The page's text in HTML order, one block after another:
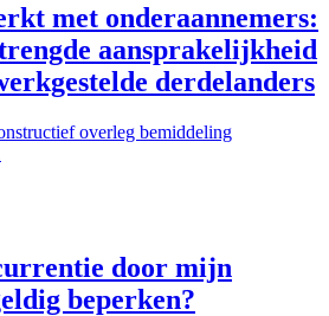
met onderaannemers:
aansprakelijkheid
derdelanders
door mijn
beperken?